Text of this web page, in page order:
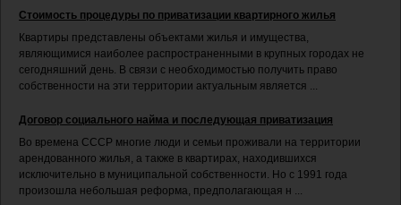
Стоимость процедуры по приватизации квартирного жилья
Квартиры представлены объектами жилья и имущества,
являющимися наиболее распространенными в крупных городах не
сегодняшний день. В связи с необходимостью получить право
собственности на эти территории актуальным является ...
Договор социального найма и последующая приватизация
Во времена СССР многие люди и семьи проживали на территории
арендованного жилья, а также в квартирах, находившихся
исключительно в муниципальной собственности. Но с 1991 года
произошла небольшая реформа, предполагающая н ...